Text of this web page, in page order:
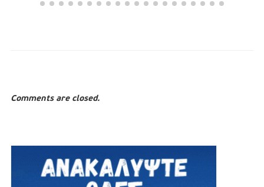
Comments are closed.